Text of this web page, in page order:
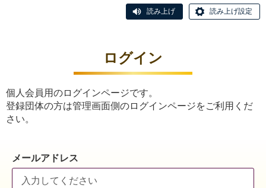
読み上げ 読み上げ設定
ログイン
個人会員用のログインページです。
登録団体の方は管理画面側のログインページをご利用くだ
さい。
メールアドレス